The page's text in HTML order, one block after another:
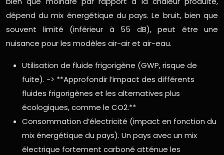
dépend du mix énergétique du pays. Le bruit, bien que
souvent limité (inférieur à 55 dB), peut être une
nuisance pour les modèles air-air et air-eau.
Utilisation de fluide frigorigène (GWP, risque de
fuite). -> **Approfondir l’impact des différents
fluides frigorigènes et les alternatives plus
écologiques, comme le CO2.**
Consommation d’électricité (impact en fonction du
mix énergétique du pays). Un pays avec un mix
électrique fortement carboné atténue les